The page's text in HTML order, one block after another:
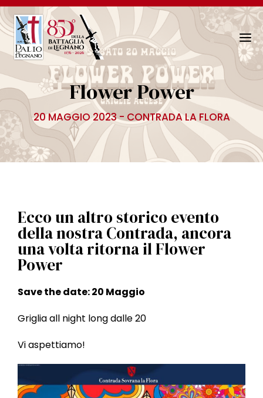
N
a
g
z
i
o
Flower Power
20 MAGGIO 2023 - CONTRADA LA FLORA
Ecco un altro storico evento
della nostra Contrada, ancora
una volta ritorna il Flower
Power
Save the date: 20 Maggio
Griglia all night long dalle 20
Vi aspettiamo!